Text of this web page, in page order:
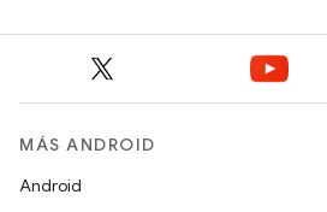
MÁS ANDROID
Android